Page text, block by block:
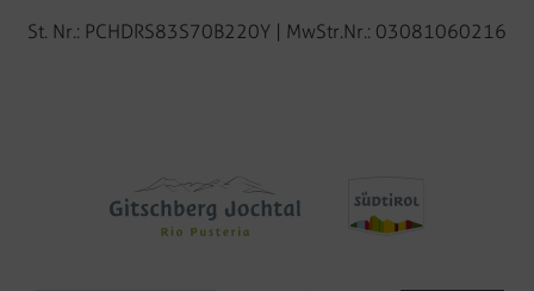
St. Nr.: PCHDRS83S70B220Y | MwStr.Nr.: 03081060216